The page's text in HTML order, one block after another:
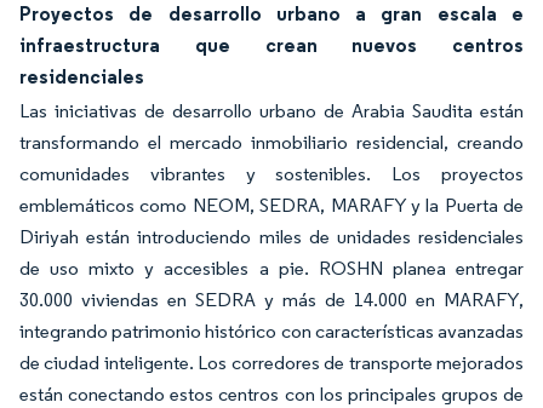
Proyectos de desarrollo urbano a gran escala e
infraestructura que crean nuevos centros
residenciales
Las iniciativas de desarrollo urbano de Arabia Saudita están
transformando el mercado inmobiliario residencial, creando
comunidades vibrantes y sostenibles. Los proyectos
emblemáticos como NEOM, SEDRA, MARAFY y la Puerta de
Diriyah están introduciendo miles de unidades residenciales
de uso mixto y accesibles a pie. ROSHN planea entregar
30.000 viviendas en SEDRA y más de 14.000 en MARAFY,
integrando patrimonio histórico con características avanzadas
de ciudad inteligente. Los corredores de transporte mejorados
están conectando estos centros con los principales grupos de